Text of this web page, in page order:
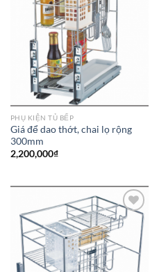
PHỤ KIỆN TỦ BẾP
Giá để dao thớt, chai lọ rộng
300mm
2,200,000₫
Add to
wishlist